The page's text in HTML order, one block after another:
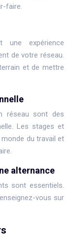
faire.
expérience
de votre réseau.
et de mettre
réseau sont des
Les stages et
du travail et
alternance
sont essentiels.
vous sur